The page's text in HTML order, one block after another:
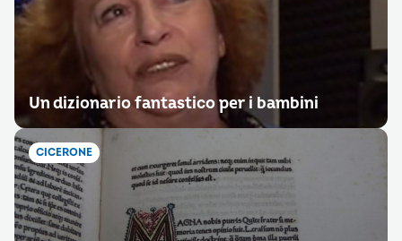
Un dizionario fantastico per i bambini
CICERONE